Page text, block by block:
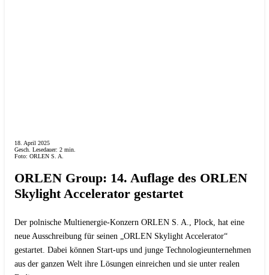
18. April 2025
Gesch. Lesedauer: 2 min.
Foto: ORLEN S. A.
ORLEN Group: 14. Auflage des ORLEN
Skylight Accelerator gestartet
Der polnische Multienergie-Konzern ORLEN S. A., Plock, hat eine
neue Ausschreibung für seinen „ORLEN Skylight Accelerator“
gestartet. Dabei können Start-ups und junge Technologieunternehmen
aus der ganzen Welt ihre Lösungen einreichen und sie unter realen